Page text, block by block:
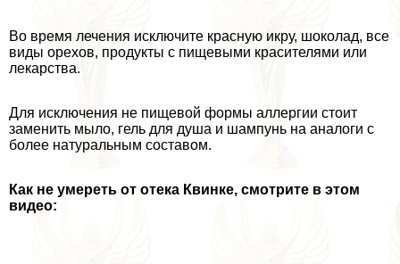
Во время лечения исключите красную икру, шоколад, все
виды орехов, продукты с пищевыми красителями или
лекарства.
Для исключения не пищевой формы аллергии стоит
заменить мыло, гель для душа и шампунь на аналоги с
более натуральным составом.
Как не умереть от отека Квинке, смотрите в этом
видео: